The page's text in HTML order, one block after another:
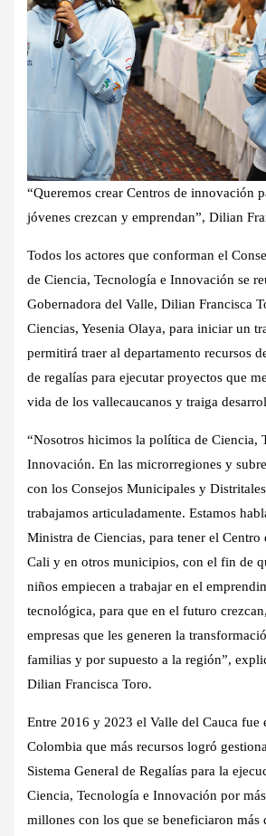
“Queremos crear Centros de innovación
jóvenes crezcan y emprendan”, Dilian
Todos los actores que conforman el
de Ciencia, Tecnología e Innovación se
Gobernadora del Valle, Dilian Francisca
Ciencias, Yesenia Olaya, para iniciar un
permitirá traer al departamento recursos
de regalías para ejecutar proyectos que
vida de los vallecaucanos y traiga
“Nosotros hicimos la política de Ciencia,
Innovación. En las microrregiones y
con los Consejos Municipales y
trabajamos articuladamente. Estamos
Ministra de Ciencias, para tener el
Cali y en otros municipios, con el fin de
niños empiecen a trabajar en el
tecnológica, para que en el futuro
empresas que les generen la
familias y por supuesto a la región”,
Dilian Francisca Toro.
Entre 2016 y 2023 el Valle del Cauca fue
Colombia que más recursos logró
Sistema General de Regalías para la
Ciencia, Tecnología e Innovación por
millones con los que se beneficiaron más